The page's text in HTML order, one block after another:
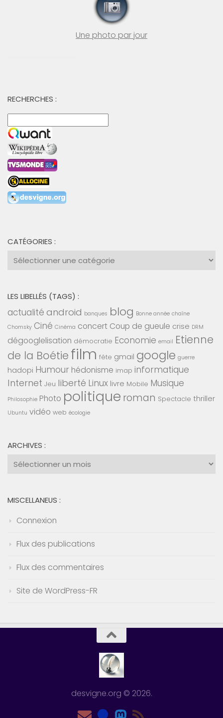
Une photo par jour
RECHERCHES :
CATÉGORIES :
Catégories
LES LIBELLÉS (TAGS) :
actualité android banques blog Bonne année chaîne
Chomsky Ciné Cinéma concert Coup de gueule crise DRM
dégooglelisation démocratie Economie email Etienne
de la Boétie film fête gmail google guerre
hadopi Humour hédonisme imap informatique
Internet Jeu liberté Linux livre Mobile Musique
Philosophie Photo politique roman Spectacle thriller
Ubuntu vidéo web écologie
ARCHIVES :
Archives
MISCELLANEUS :
Connexion
Flux des publications
Flux des commentaires
Site de WordPress-FR
desvigne.org © 2026.